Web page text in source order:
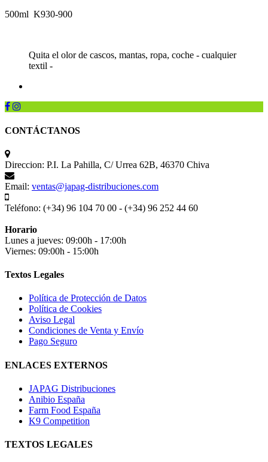
500ml K930-900
Quita el olor de cascos, mantas, ropa, coche - cualquier
textil -
CONTÁCTANOS
Direccion: P.I. La Pahilla, C/ Urrea 62B, 46370 Chiva
Email: ventas@japag-distribuciones.com
Teléfono: (+34) 96 104 70 00 - (+34) 96 252 44 60
Horario
Lunes a jueves: 09:00h - 17:00h
Viernes: 09:00h - 15:00h
Textos Legales
Política de Protección de Datos
Política de Cookies
Aviso Legal
Condiciones de Venta y Envío
Pago Seguro
ENLACES EXTERNOS
JAPAG Distribuciones
Anibio España
Farm Food España
K9 Competition
TEXTOS LEGALES